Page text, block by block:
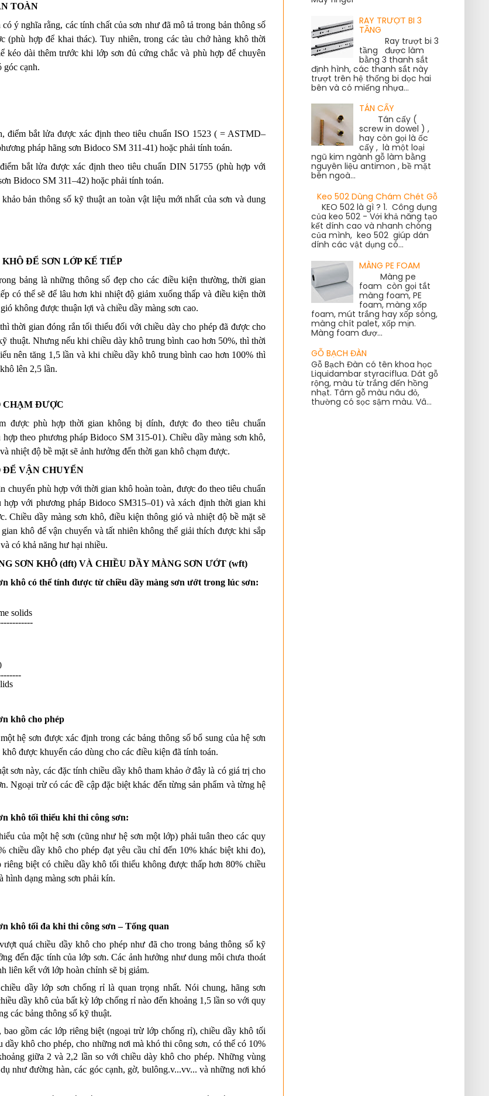
TOÀN
ý nghĩa rằng, các tính chất của sơn như đã mô tả trong bản thông số
(phù hợp để khai thác). Tuy nhiên, trong các tàu chở hàng khô thời
kéo dài thêm trước khi lớp sơn đủ cứng chắc và phù hợp để chuyên
góc cạnh.
điểm bắt lửa được xác định theo tiêu chuẩn ISO 1523 ( = ASTMD–
pháp hãng sơn Bidoco SM 311-41) hoặc phải tính toán.
bắt lửa được xác định theo tiêu chuẩn DIN 51755 (phù hợp với
Bidoco SM 311–42) hoặc phải tính toán.
bản thông số kỹ thuật an toàn vật liệu mới nhất của sơn và dung
ĐỂ SƠN LỚP KẾ TIẾP
bảng là những thông số đẹp cho các điều kiện thường, thời gian
có thể sẽ để lâu hơn khi nhiệt độ giảm xuống thấp và điều kiện thời
không được thuận lợi và chiều dầy màng sơn cao.
thời gian đóng rắn tối thiểu đối với chiều dày cho phép đã được cho
thuật. Nhưng nếu khi chiều dày khô trung bình cao hơn 50%, thì thời
nên tăng 1,5 lần và khi chiều dầy khô trung bình cao hơn 100% thì
lên 2,5 lần.
CHẠM ĐƯỢC
được phù hợp thời gian không bị dính, được đo theo tiêu chuẩn
theo phương pháp Bidoco SM 315-01). Chiều dầy màng sơn khô,
nhiệt độ bề mặt sẽ ảnh hưởng đến thời gan khô chạm được.
ĐỂ VẬN CHUYỂN
chuyển phù hợp với thời gian khô hoàn toàn, được đo theo tiêu chuẩn
với phương pháp Bidoco SM315–01) và xách định thời gian khi
Chiều dầy màng sơn khô, điều kiện thông gió và nhiệt độ bề mặt sẽ
khô để vận chuyển và tất nhiên không thể giải thích được khi sắp
có khả năng hư hại nhiều.
SƠN KHÔ (dft) VÀ CHIỀU DẦY MÀNG SƠN ƯỚT (wft)
khô có thể tính được từ chiều dầy màng sơn ướt trong lúc sơn:
solids
khô cho phép
hệ sơn được xác định trong các bảng thông số bổ sung của hệ sơn
được khuyến cáo dùng cho các điều kiện đã tính toán.
sơn này, các đặc tính chiều dầy khô tham khảo ở đây là có giá trị cho
Ngoại trừ có các đề cập đặc biệt khác đến từng sản phẩm và từng hệ
khô tối thiểu khi thi công sơn:
của một hệ sơn (cũng như hệ sơn một lớp) phải tuân theo các quy
chiều dầy khô cho phép đạt yêu cầu chỉ đến 10% khác biệt khi đo),
riêng biệt có chiều dầy khô tối thiểu không được thấp hơn 80% chiều
hình dạng màng sơn phải kín.
khô tối đa khi thi công sơn – Tổng quan
quá chiều dầy khô cho phép như đã cho trong bảng thông số kỹ
đến đặc tính của lớp sơn. Các ảnh hưởng như dung môi chưa thoát
liên kết với lớp hoàn chỉnh sẽ bị giảm.
dầy lớp sơn chống rỉ là quan trọng nhất. Nói chung, hãng sơn
dầy khô của bất kỳ lớp chống rỉ nào đến khoảng 1,5 lần so với quy
các bảng thông số kỹ thuật.
gồm các lớp riêng biệt (ngoại trừ lớp chống rỉ), chiều dầy khô tối
dầy khô cho phép, cho những nơi mà khó thi công sơn, có thể có 10%
giữa 2 và 2,2 lần so với chiều dày khô cho phép. Những vùng
như đường hàn, các góc cạnh, gờ, bulông.v...vv... và những nơi khó
RAY TRƯỢT BI 3
TẦNG
Ray trượt bi 3
tầng được làm
bằng 3 thanh sắt
định hình, các thanh sắt này
trượt trên hệ thống bi dọc hai
bên và có miếng nhựa...
TÁN CẤY
Tán cấy (
screw in dowel ) ,
hay còn gọi là ốc
cấy , là một loại
ngũ kim ngành gỗ làm bằng
nguyên liệu antimon , bề mặt
bên ngoà...
Keo 502 Dùng Chám Chét Gỗ
KEO 502 là gì ? 1. Công dụng
của keo 502 - Với khả năng tạo
kết dính cao và nhanh chóng
của mình, keo 502 giúp dán
dính các vật dụng có...
MÀNG PE FOAM
Màng pe
foam còn gọi tắt
màng foam, PE
foam, màng xốp
foam, mút trắng hay xốp sóng,
màng chít palet, xốp mịn.
Màng foam đượ...
GỖ BẠCH ĐÀN
Gỗ Bạch Đàn có tên khoa học
Liquidambar styraciflua. Dát gỗ
rộng, màu từ trắng đến hồng
nhạt. Tâm gỗ màu nâu đỏ,
thường có sọc sậm màu. Vâ...